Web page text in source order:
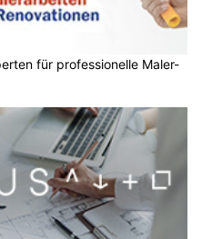
für professionelle Maler-